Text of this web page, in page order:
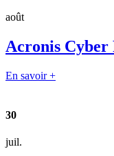
août
Acronis Cyber
En savoir +
30
juil.